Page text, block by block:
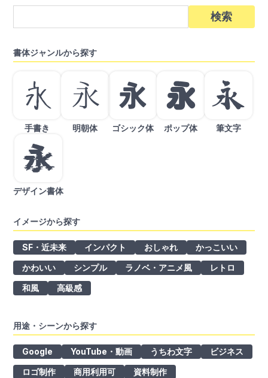
書体ジャンルから探す
手書き 明朝体 ゴシック体 ポップ体 筆文字
デザイン書体
イメージから探す
SF・近未来 インパクト おしゃれ
かっこいい
かわいい
シンプル ラノベ・アニメ風
レトロ
和風
高級感
用途・シーンから探す
Google YouTube・動画 うちわ文字
ビジネス
ロゴ制作
商用利用可 資料制作